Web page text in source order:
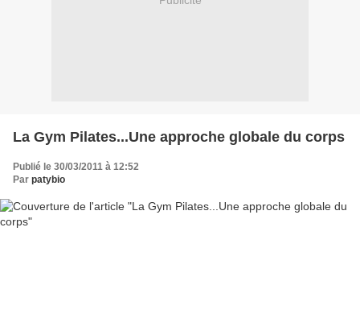
La Gym Pilates...Une approche globale du corps
Publié le 30/03/2011 à 12:52
Par patybio